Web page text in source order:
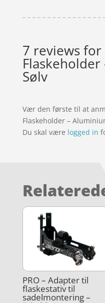
7 reviews for
Sølv
Vær den første til at
Flaskeholder –
Du skal være logged in
PRO – Adapter til
flaskestativ til
sadelmontering –